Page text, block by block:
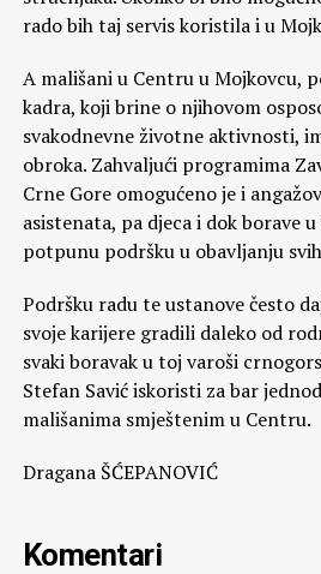
rado bih taj servis koristila i u
A mališani u Centru u Mojkovcu,
kadra, koji brine o njihovom
svakodnevne životne aktivnosti,
obroka. Zahvaljući programima
Crne Gore omogućeno je i
asistenata, pa djeca i dok borave
potpunu podršku u obavljanju
Podršku radu te ustanove često
svoje karijere gradili daleko od
svaki boravak u toj varoši
Stefan Savić iskoristi za bar
mališanima smještenim u Centru.
Dragana ŠĆEPANOVIĆ
Komentari